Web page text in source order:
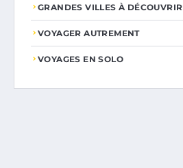
GRANDES VILLES À DÉCOUVRIR
VOYAGER AUTREMENT
VOYAGES EN SOLO